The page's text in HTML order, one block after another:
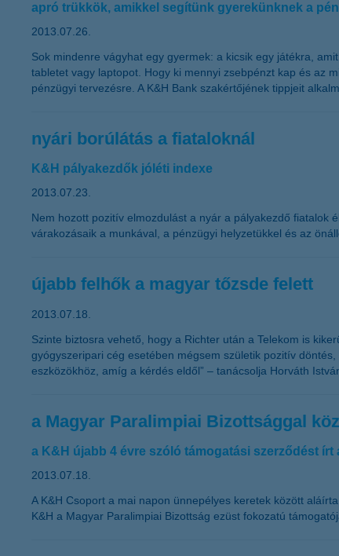
apró trükkök, amikkel segítünk gyerekünknek a
2013.07.26.
Sok mindenre vágyhat egy gyermek: a kicsik egy játékra,
tabletet vagy laptopot. Hogy ki mennyi zsebpénzt kap és az
pénzügyi tervezésre. A K&H Bank szakértőjének tippjeit
nyári borúlátás a fiataloknál
K&H pályakezdők jóléti indexe
2013.07.23.
Nem hozott pozitív elmozdulást a nyár a pályakezdő fiatalok
várakozásaik a munkával, a pénzügyi helyzetükkel és az
újabb felhők a magyar tőzsde felett
2013.07.18.
Szinte biztosra vehető, hogy a Richter után a Telekom is
gyógyszeripari cég esetében mégsem születik pozitív
eszközökhöz, amíg a kérdés eldől” – tanácsolja Horváth
a Magyar Paralimpiai Bizottsággal
a K&H újabb 4 évre szóló támogatási szerződést írt
2013.07.18.
A K&H Csoport a mai napon ünnepélyes keretek között
K&H a Magyar Paralimpiai Bizottság ezüst fokozatú